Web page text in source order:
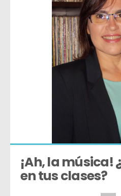
¡Ah, la música!
en tus clases?